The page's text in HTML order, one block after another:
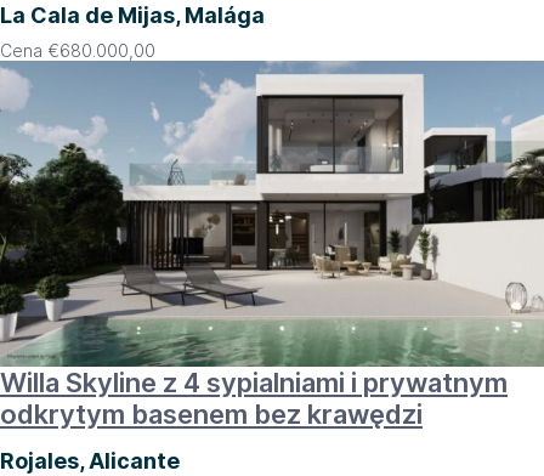
La Cala de Mijas, Malága
Cena €680.000,00
Willa Skyline z 4 sypialniami i prywatnym
odkrytym basenem bez krawędzi
Rojales, Alicante